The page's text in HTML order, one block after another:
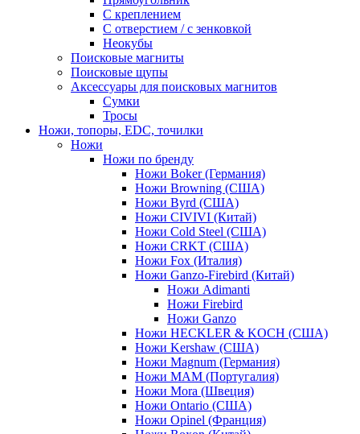
С креплением
С отверстием / с зенковкой
Неокубы
Поисковые магниты
Поисковые щупы
Аксессуары для поисковых магнитов
Сумки
Тросы
Ножи, топоры, EDC, точилки
Ножи
Ножи по бренду
Ножи Boker (Германия)
Ножи Browning (США)
Ножи Byrd (США)
Ножи CIVIVI (Китай)
Ножи Cold Steel (США)
Ножи CRKT (США)
Ножи Fox (Италия)
Ножи Ganzo-Firebird (Китай)
Ножи Adimanti
Ножи Firebird
Ножи Ganzo
Ножи HECKLER & KOCH (США)
Ножи Kershaw (США)
Ножи Magnum (Германия)
Ножи MAM (Португалия)
Ножи Mora (Швеция)
Ножи Ontario (США)
Ножи Opinel (Франция)